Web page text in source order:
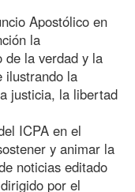
Apostólico en
la
de la verdad y la
ilustrando la
justicia, la libertad
ICPA en el
y animar la
noticias editado
por el